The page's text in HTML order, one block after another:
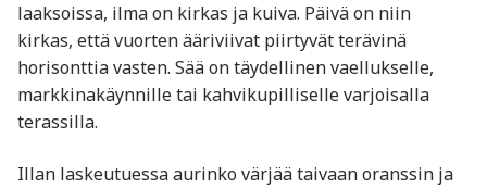
laaksoissa, ilma on kirkas ja kuiva. Päivä on niin
kirkas, että vuorten ääriviivat piirtyvät terävinä
horisonttia vasten. Sää on täydellinen vaellukselle,
markkinakäynnille tai kahvikupilliselle varjoisalla
terassilla.
Illan laskeutuessa aurinko värjää taivaan oranssin ja